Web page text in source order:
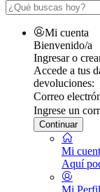
Mi cuenta
Bienvenido/a
Ingresar o
Accede a tus
devoluciones:
Correo
Ingrese un
Continuar
Mi
Aquí
Mi Perfil